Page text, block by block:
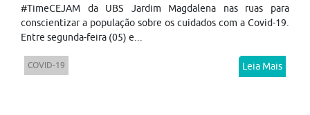
#TimeCEJAM da UBS Jardim Magdalena nas ruas para
conscientizar a população sobre os cuidados com a Covid-19.
Entre segunda-feira (05) e...
COVID-19 Leia Mais